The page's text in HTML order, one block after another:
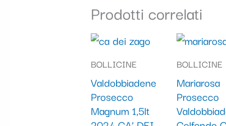
Prodotti correlati
BOLLICINE
Valdobbiadene
Prosecco
Magnum 1,5lt
BOLLICINE
Mariarosa
Prosecco